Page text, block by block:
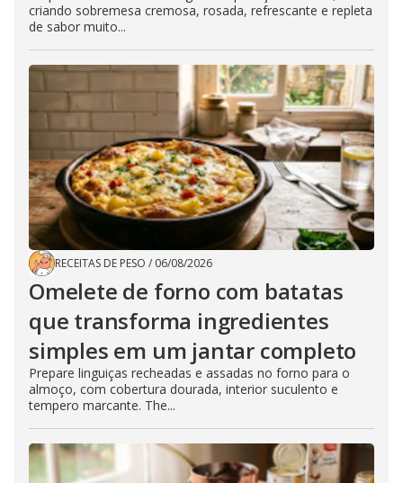
criando sobremesa cremosa, rosada, refrescante e repleta
de sabor muito...
RECEITAS DE PESO / 06/08/2026
Omelete de forno com batatas
que transforma ingredientes
simples em um jantar completo
Prepare linguiças recheadas e assadas no forno para o
almoço, com cobertura dourada, interior suculento e
tempero marcante. The...